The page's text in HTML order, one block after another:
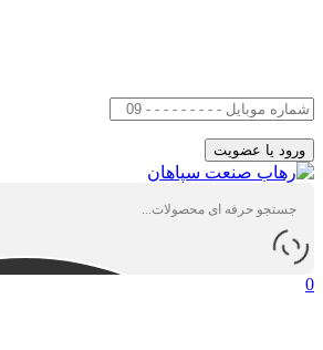
0